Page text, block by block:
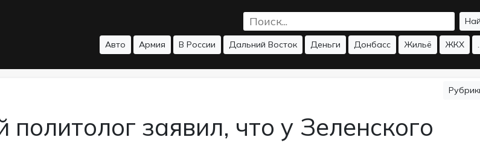
Авто Армия В России Дальний Восток Деньги Донбасс Жильё ЖКХ
политолог заявил, что у Зеленского